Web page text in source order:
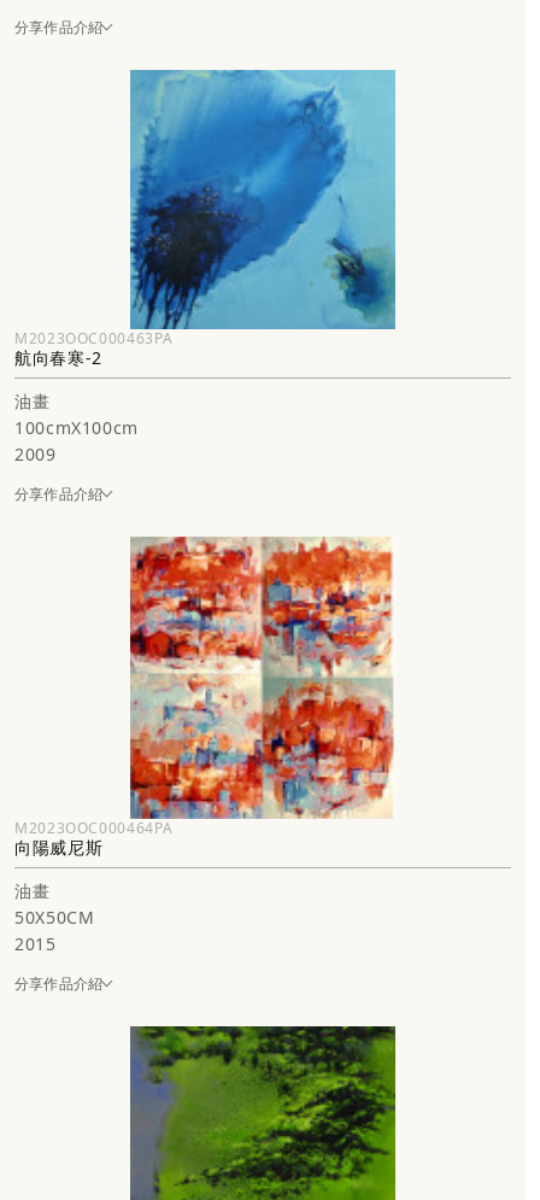
分享作品介紹
M2023OOC000463PA
航向春寒-2
油畫
100cmX100cm
2009
分享作品介紹
M2023OOC000464PA
向陽威尼斯
油畫
50X50CM
2015
分享作品介紹